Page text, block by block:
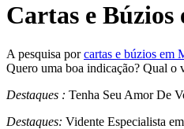
Cartas e Búzios
A pesquisa porcartas e búzios em
Quero uma boa indicação? Qual o
Destaques : Tenha Seu Amor De
Destaques: Vidente Especialista